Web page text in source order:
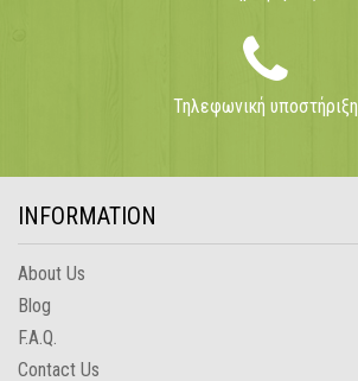
Τηλεφωνική υποστήριξη
INFORMATION
About Us
Blog
F.A.Q.
Contact Us